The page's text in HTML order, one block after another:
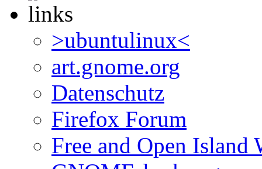
>ubuntulinux<
art.gnome.org
Datenschutz
Firefox Forum
Free and Open Island